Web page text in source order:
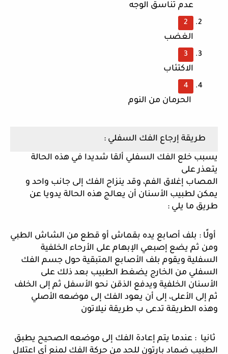
عدم تناسق الوجه
الغضب
الاكتئاب
الحرمان من النوم
طريقة إرجاع الفك السفلي :
يتعذر على
طريق ما يلي :
وهذه الطريقة تدعى ب طريقة نيلاتون